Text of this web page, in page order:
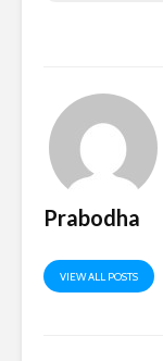
Prabodha
VIEW ALL POSTS